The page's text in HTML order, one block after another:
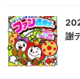
謝